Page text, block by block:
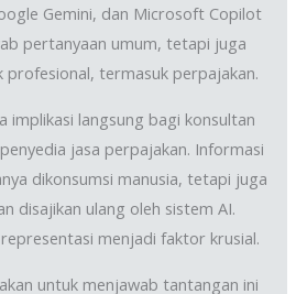
Gemini, dan Microsoft Copilot
pertanyaan umum, tetapi juga
termasuk perpajakan.
implikasi langsung bagi konsultan
jasa perpajakan. Informasi
dikonsumsi manusia, tetapi juga
disajikan ulang oleh sistem AI.
menjadi faktor krusial.
untuk menjawab tantangan ini